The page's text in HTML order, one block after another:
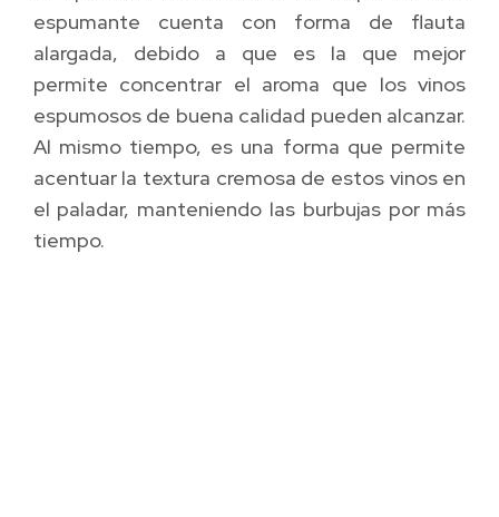
espumante cuenta con forma de flauta
alargada, debido a que es la que mejor
permite concentrar el aroma que los vinos
espumosos de buena calidad pueden alcanzar.
Al mismo tiempo, es una forma que permite
acentuar la textura cremosa de estos vinos en
el paladar, manteniendo las burbujas por más
tiempo.